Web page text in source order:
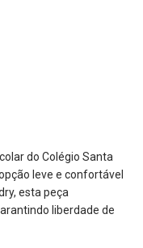
do Colégio Santa
leve e confortável
esta peça
liberdade de